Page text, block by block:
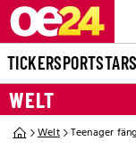
TICKERSPORTSTARS
WELT
Welt Teenager